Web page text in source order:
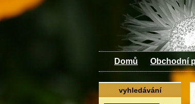
Domů Obchodní
vyhledávání